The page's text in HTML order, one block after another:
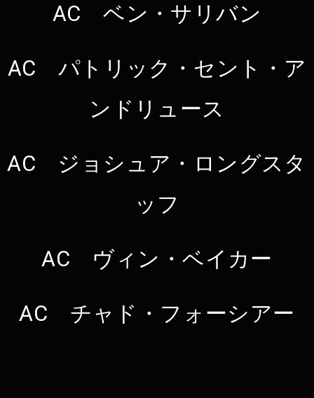
AC ベン・サリバン
AC パトリック・セント・ア
ンドリュース
AC ジョシュア・ロングスタ
ッフ
AC ヴィン・ベイカー
AC チャド・フォーシアー